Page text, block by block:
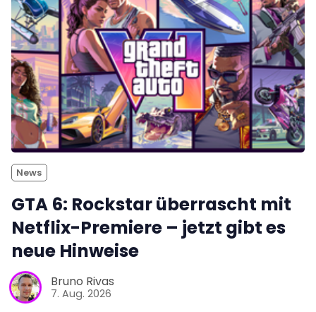
News
GTA 6: Rockstar überrascht mit
Netflix-Premiere – jetzt gibt es
neue Hinweise
Bruno Rivas
7. Aug. 2026